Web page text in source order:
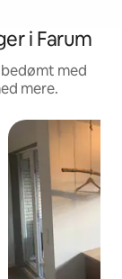
i Farum
med
mere.